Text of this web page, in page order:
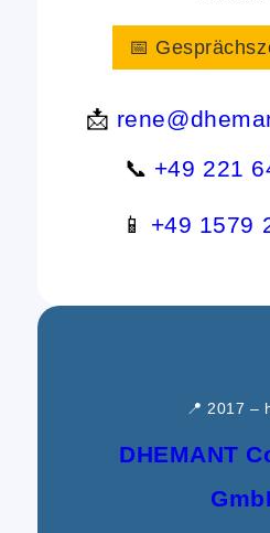
📅
📩
📞 +49 221
📱 +49 1579
📍 2017 –
DHEMANT